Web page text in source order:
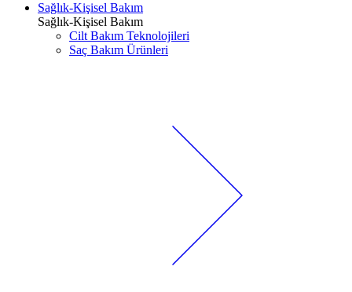
Sağlık-Kişisel Bakım
Sağlık-Kişisel Bakım
Cilt Bakım Teknolojileri
Saç Bakım Ürünleri